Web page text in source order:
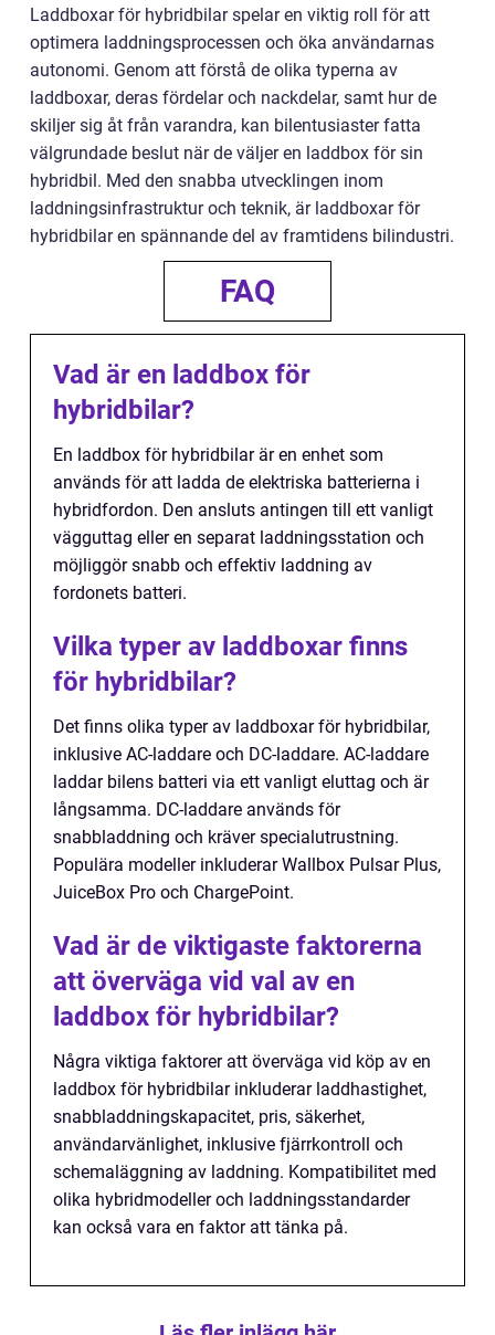
Laddboxar för hybridbilar spelar en viktig roll för att
optimera laddningsprocessen och öka användarnas
autonomi. Genom att förstå de olika typerna av
laddboxar, deras fördelar och nackdelar, samt hur de
skiljer sig åt från varandra, kan bilentusiaster fatta
välgrundade beslut när de väljer en laddbox för sin
hybridbil. Med den snabba utvecklingen inom
laddningsinfrastruktur och teknik, är laddboxar för
hybridbilar en spännande del av framtidens bilindustri.
FAQ
Vad är en laddbox för
hybridbilar?
En laddbox för hybridbilar är en enhet som
används för att ladda de elektriska batterierna i
hybridfordon. Den ansluts antingen till ett vanligt
vägguttag eller en separat laddningsstation och
möjliggör snabb och effektiv laddning av
fordonets batteri.
Vilka typer av laddboxar finns
för hybridbilar?
Det finns olika typer av laddboxar för hybridbilar,
inklusive AC-laddare och DC-laddare. AC-laddare
laddar bilens batteri via ett vanligt eluttag och är
långsamma. DC-laddare används för
snabbladdning och kräver specialutrustning.
Populära modeller inkluderar Wallbox Pulsar Plus,
JuiceBox Pro och ChargePoint.
Vad är de viktigaste faktorerna
att överväga vid val av en
laddbox för hybridbilar?
Några viktiga faktorer att överväga vid köp av en
laddbox för hybridbilar inkluderar laddhastighet,
snabbladdningskapacitet, pris, säkerhet,
användarvänlighet, inklusive fjärrkontroll och
schemaläggning av laddning. Kompatibilitet med
olika hybridmodeller och laddningsstandarder
kan också vara en faktor att tänka på.